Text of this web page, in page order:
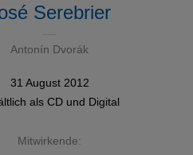
Serebrier
Antonín Dvorák
31 August 2012
als CDund Digital
Mitwirkende: